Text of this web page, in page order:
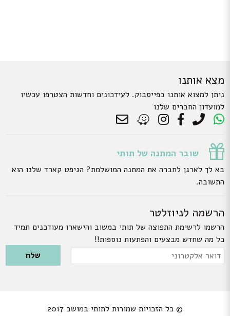
מצא אותנו
ניתן למצוא אותנו בפייסבוק. לעידכונים וחדשות הצטרפו עכשיו
למועדון החברים שלנו
שובר המתנה של תותי
בא לך לארגן לחברה את המתנה המושלמת? הגיפט קארד שלנו הוא
התשובה.
הרשמה לניוזלטר
הרשמו לרשימת התפוצה של תותי במשוב והישארו מעודכנים תמיד
כל מה שחדש מבצעים והפתעות נוספות!!
Please leave this field empty.
דואר
© כל הזכויות שמורות לתותי במושב 2017